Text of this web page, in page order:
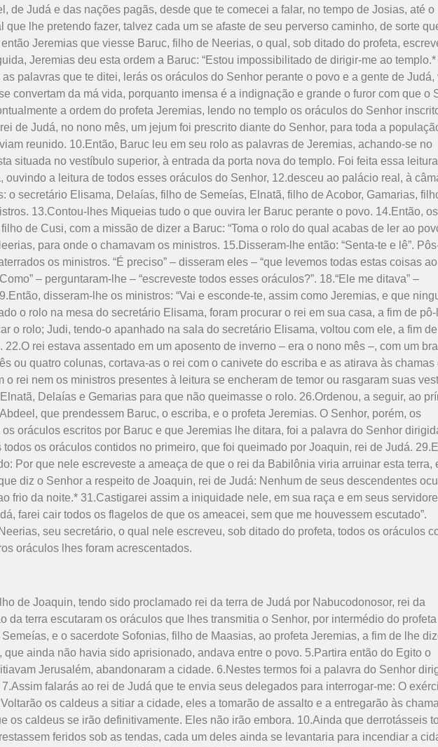
de Judá e das nações pagãs, desde que te comecei a falar, no tempo de Josias, até o
lhe pretendo fazer, talvez cada um se afaste de seu perverso caminho, de sorte
Jeremias que viesse Baruc, filho de Neerias, o qual, sob ditado do profeta,
Jeremias deu esta ordem a Baruc: “Estou impossibilitado de dirigir-me ao templo.*
palavras que te ditei, lerás os oráculos do Senhor perante o povo e a gente de Judá,
convertam da má vida, porquanto imensa é a indigna­ção e grande o furor com que o
a ordem do profeta Jeremias, lendo no templo os oráculos do Senhor
de Judá, no nono mês, um jejum foi prescrito diante do Senhor, para toda a
reunido. 10.Então, Baruc leu em seu rolo as palavras de Jeremias, achando-se no
situada no vestíbulo superior, à entrada da porta nova do templo. Foi feita essa leitura
a leitura de todos esses oráculos do Senhor, 12.desceu ao palácio real, à
secretário Elisama, Delaías, filho de Semeías, Elnatã, filho de Acobor, Gamarias,
13.Contou-lhes Miqueias tudo o que ouvira ler Baruc perante o povo. 14.Então, os
de Cusi, com a missão de dizer a Baruc: “Toma o rolo do qual acabas de ler ao
para onde o chamavam os ministros. 15.Disseram-lhe então: “Senta-te e lê”.
os ministros. “É preciso” – disseram eles – “que levemos todas estas coisas ao
– perguntaram-lhe – “escreveste todos esses oráculos?”. 18.“Ele me ditava” –
disseram-lhe os ministros: “Vai e esconde-te, assim como Jeremias, e que
o rolo na mesa do secretário Elisama, foram procurar o rei em sua casa, a fim de pô-
o rolo; Judi, tendo-o apanhado na sala do secretário Elisama, voltou com ele, a fim
rei estava assentado em um aposento de inverno – era o nono mês –, com um
ou quatro colunas, cortava-as o rei com o canivete do escriba e as atirava às chamas
rei nem os ministros presentes à leitura se encheram de temor ou rasgaram suas
Delaías e Gemarias para que não queimasse o rolo. 26.Ordenou, a seguir, ao
que prendessem Baruc, o escriba, e o profeta Jeremias. O Senhor, porém, os
oráculos escritos por Baruc e que Jeremias lhe ditara, foi a palavra do Senhor
os oráculos contidos no primeiro, que foi queimado por Joaquin, rei de Judá.
Por que nele escreveste a ameaça de que o rei da Babilônia viria arruinar esta terra,
diz o Senhor a respeito de Joaquin, rei de Judá: Nenhum de seus descendentes
frio da noite.* 31.Castigarei assim a iniquidade nele, em sua raça e em seus
farei cair todos os flagelos de que os ameacei, sem que me houvessem escutado”.
seu secretário, o qual nele escreveu, sob ditado do profeta, todos os oráculos
oráculos lhes foram acrescentados.
de Joaquin, tendo sido proclamado rei da terra de Judá por Nabucodonosor, rei da
terra escutaram os oráculos que lhes transmitia o Senhor, por intermédio do profeta
e o sacerdote Sofonias, filho de Maasias, ao profeta Jeremias, a fim de lhe
que ainda não havia sido aprisionado, andava entre o povo. 5.Partira então do Egito o
Jerusalém, abandonaram a cidade. 6.Nestes termos foi a palavra do Senhor
falarás ao rei de Judá que te envia seus delegados para interrogar-me: O
os caldeus a sitiar a cidade, eles a tomarão de assalto e a entregarão às
os caldeus se irão definitivamente. Eles não irão embora. 10.Ainda que derrotásseis
feridos sob as tendas, cada um deles ainda se levantaria para incendiar a